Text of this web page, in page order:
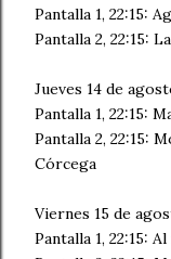
Pantalla 1, 22:15:
Pantalla 2, 22:15:
Jueves 14 de
Pantalla 1, 22:15:
Pantalla 2, 22:15:
Córcega
Viernes 15 de
Pantalla 1, 22:15: